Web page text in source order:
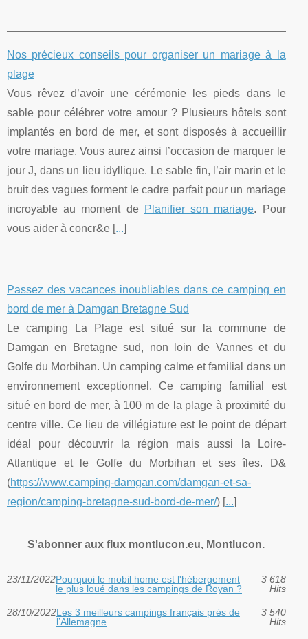
Nos précieux conseils pour organiser un mariage à la
plage
Vous rêvez d’avoir une cérémonie les pieds dans le
sable pour célébrer votre amour ? Plusieurs hôtels sont
implantés en bord de mer, et sont disposés à accueillir
votre mariage. Vous aurez ainsi l’occasion de marquer le
jour J, dans un lieu idyllique. Le sable fin, l’air marin et le
bruit des vagues forment le cadre parfait pour un mariage
incroyable au moment de Planifier son mariage. Pour
vous aider à concr&e [...]
Passez des vacances inoubliables dans ce camping en
bord de mer à Damgan Bretagne Sud
Le camping La Plage est situé sur la commune de
Damgan en Bretagne sud, non loin de Vannes et du
Golfe du Morbihan. Un camping calme et familial dans un
environnement exceptionnel. Ce camping familial est
situé en bord de mer, à 100 m de la plage à proximité du
centre ville. Ce lieu de villégiature est le point de départ
idéal pour découvrir la région mais aussi la Loire-
Atlantique et le Golfe du Morbihan et ses îles. D&
(https://www.camping-damgan.com/damgan-et-sa-
region/camping-bretagne-sud-bord-de-mer/) [...]
S'abonner aux flux montlucon.eu, Montlucon.
23/11/2022Pourquoi le mobil home est l'hébergement
le plus loué dans les campings de Royan ?
3 618
Hits
28/10/2022Les 3 meilleurs campings français près de
l’Allemagne
3 540
Hits